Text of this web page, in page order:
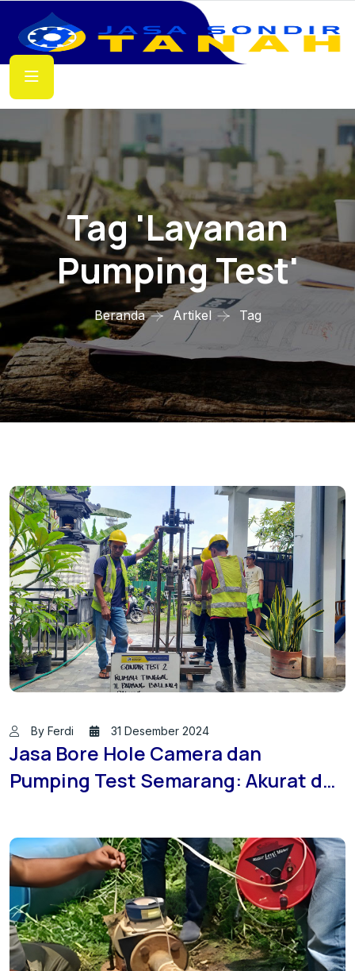
Tag 'layanan
Pumping Test'
Beranda Artikel Tag
By Ferdi 31 Desember 2024
Jasa Bore Hole Camera dan
Pumping Test Semarang: Akurat dan